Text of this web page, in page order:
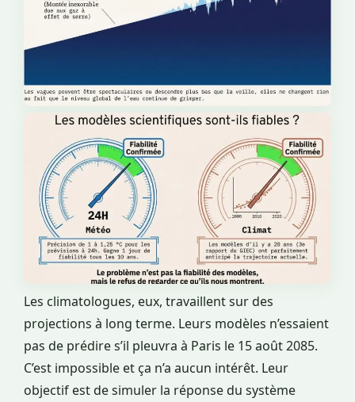
Les climatologues, eux, travaillent sur des
projections à long terme. Leurs modèles n’essaient
pas de prédire s’il pleuvra à Paris le 15 août 2085.
C’est impossible et ça n’a aucun intérêt. Leur
objectif est de simuler la réponse du système